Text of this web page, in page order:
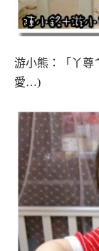
游小熊：「丫
愛…)